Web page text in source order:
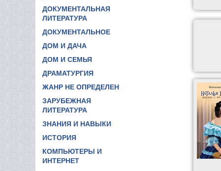
ДОКУМЕНТАЛЬНАЯ
ЛИТЕРАТУРА
ДОКУМЕНТАЛЬНОЕ
ДОМ И ДАЧА
ДОМ И СЕМЬЯ
ДРАМАТУРГИЯ
ЖАНР НЕ ОПРЕДЕЛЕН
ЗАРУБЕЖНАЯ
ЛИТЕРАТУРА
ЗНАНИЯ И НАВЫКИ
ИСТОРИЯ
КОМПЬЮТЕРЫ И
ИНТЕРНЕТ